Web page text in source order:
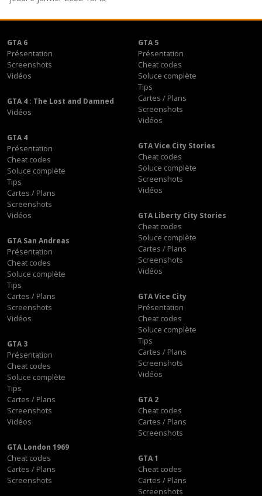
GTA 6
Présentation
Screenshots
Vidéos
GTA 5
Présentation
Cheat codes
Soluce complète
Tips
Cartes / Plans
Screenshots
Vidéos
GTA 4 : The Lost and Damned
Vidéos
GTA 4
Présentation
Cheat codes
Soluce complète
Tips
Cartes / Plans
Screenshots
Vidéos
GTA Vice City Stories
Cheat codes
Soluce complète
Screenshots
Vidéos
GTA Liberty City Stories
Cheat codes
Soluce complète
Cartes / Plans
Screenshots
Vidéos
GTA San Andreas
Présentation
Cheat codes
Soluce complète
Tips
Cartes / Plans
Screenshots
Vidéos
GTA Vice City
Présentation
Cheat codes
Soluce complète
Tips
Cartes / Plans
Screenshots
Vidéos
GTA 3
Présentation
Cheat codes
Soluce complète
Tips
Cartes / Plans
Screenshots
Vidéos
GTA 2
Cheat codes
Cartes / Plans
Screenshots
GTA London 1969
Cheat codes
Cartes / Plans
Screenshots
GTA 1
Cheat codes
Cartes / Plans
Screenshots